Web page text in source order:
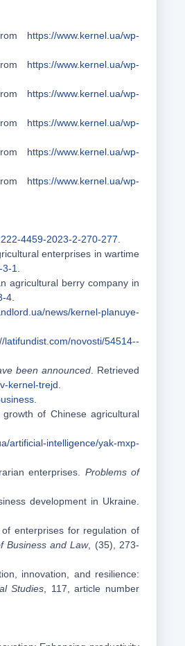
https://www.kernel.ua/wp-
https://www.kernel.ua/wp-
https://www.kernel.ua/wp-
https://www.kernel.ua/wp-
https://www.kernel.ua/wp-
https://www.kernel.ua/wp-
4459-2023-2-270-277
enterprises in wartime
1
agricultural berry company in
4
news/kernel-planuye-
latifundist.com/novosti/54514--
been announced . Retrieved
kernel-trejd
of Chinese agricultural
artificial-intelligence/yak-mxp-
enterprises. Problems of
development in Ukraine.
enterprises for regulation of
Business and Law, (35), 273-
innovation, and resilience:
Studies , 117, article number